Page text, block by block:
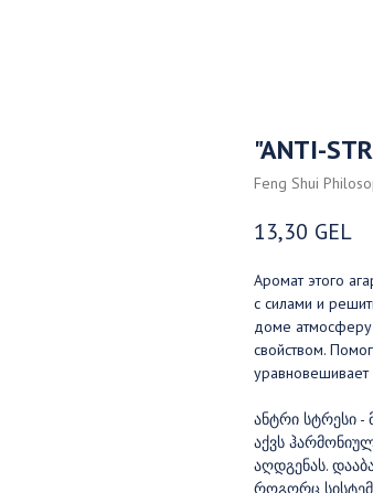
"ANTI-
Feng Shui
13,30 GEL
Аромат этого
с силами и
доме атмосферу
свойством.
уравновешивает
ანტრი სტრესი
აქვს
აღდგენას.
როგორც